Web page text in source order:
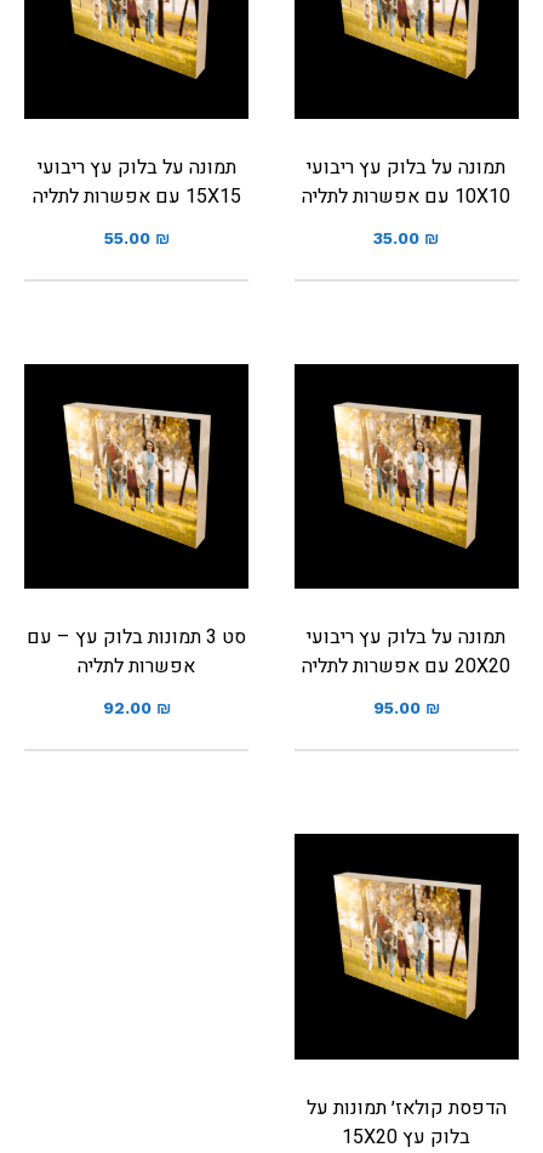
תמונה על בלוק עץ ריבועי
10X10 עם אפשרות לתליה
35.00 ₪
תמונה על בלוק עץ ריבועי
15X15 עם אפשרות לתליה
55.00 ₪
תמונה על בלוק עץ ריבועי
20X20 עם אפשרות לתליה
95.00 ₪
סט 3 תמונות בלוק עץ – עם
אפשרות לתליה
92.00 ₪
הדפסת קולאז׳ תמונות על
בלוק עץ 15X20